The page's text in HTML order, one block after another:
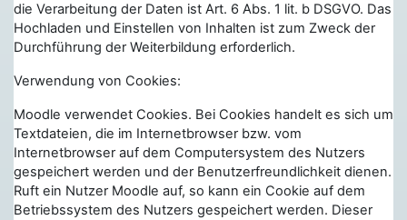
die Verarbeitung der Daten ist Art. 6 Abs. 1 lit. b DSGVO. Das
Hochladen und Einstellen von Inhalten ist zum Zweck der
Durchführung der Weiterbildung erforderlich.
Verwendung von Cookies:
Moodle verwendet Cookies. Bei Cookies handelt es sich um
Textdateien, die im Internetbrowser bzw. vom
Internetbrowser auf dem Computersystem des Nutzers
gespeichert werden und der Benutzerfreundlichkeit dienen.
Ruft ein Nutzer Moodle auf, so kann ein Cookie auf dem
Betriebssystem des Nutzers gespeichert werden. Dieser